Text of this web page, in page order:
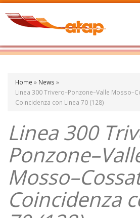
Home » News »
Linea 300 Trivero–Ponzone–Valle
Coincidenza con Linea 70 (128)
Linea 300
Coincidenza